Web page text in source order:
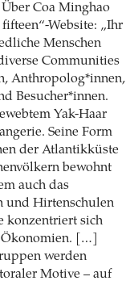
Coa Minghao
Website: „Ihr
Menschen
Communities
Anthropolog*innen,
Besucher*innen.
Yak-Haar
Seine Form
der Atlantikküste
bewohnt
auch das
und Hirtenschulen
konzentriert sich
[…]
werden
Motive – auf